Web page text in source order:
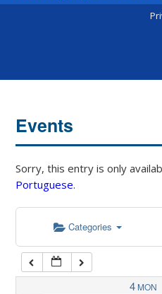
Events
Sorry, this entry is only
Portuguese.
Categories
4 MON